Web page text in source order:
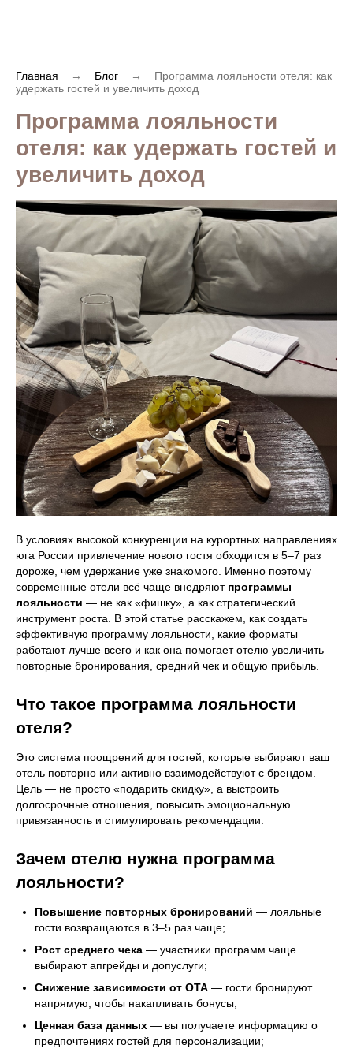
Главная → Блог →
Программа лояльности отеля: как
удержать гостей и увеличить доход
Программа лояльности
отеля: как удержать гостей и
увеличить доход
В условиях высокой конкуренции на курортных направлениях
юга России привлечение нового гостя обходится в 5–7 раз
дороже, чем удержание уже знакомого. Именно поэтому
современные отели всё чаще внедряют программы
лояльности — не как «фишку», а как стратегический
инструмент роста. В этой статье расскажем, как создать
эффективную программу лояльности, какие форматы
работают лучше всего и как она помогает отелю увеличить
повторные бронирования, средний чек и общую прибыль.
Что такое программа лояльности
отеля?
Это система поощрений для гостей, которые выбирают ваш
отель повторно или активно взаимодействуют с брендом.
Цель — не просто «подарить скидку», а выстроить
долгосрочные отношения, повысить эмоциональную
привязанность и стимулировать рекомендации.
Зачем отелю нужна программа
лояльности?
Повышение повторных бронирований — лояльные
гости возвращаются в 3–5 раз чаще;
Рост среднего чека — участники программ чаще
выбирают апгрейды и допуслуги;
Снижение зависимости от OTA — гости бронируют
напрямую, чтобы накапливать бонусы;
Ценная база данных — вы получаете информацию о
предпочтениях гостей для персонализации;